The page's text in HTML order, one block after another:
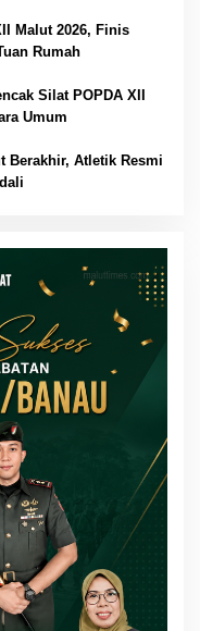
Malut 2026, Finis
Rumah
Silat POPDA XII
Umum
Berakhir, Atletik Resmi